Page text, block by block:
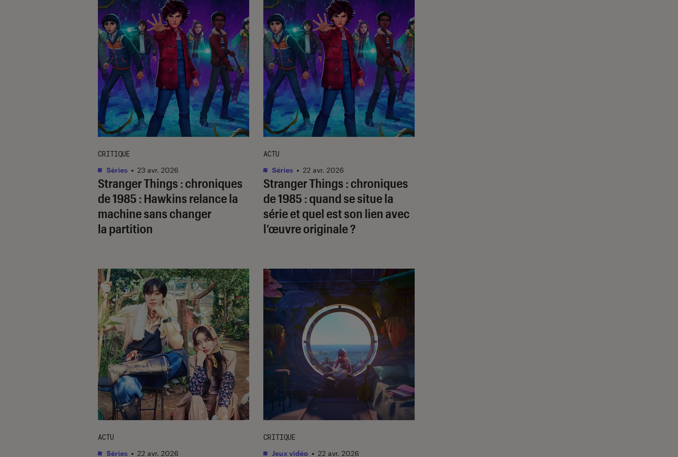
Stranger Things : chroniques
de 1985 : Hawkins relance la
machine sans changer
la partition
CRITIQUE
Séries • 23 avr. 2026
Stranger Things : chroniques
de 1985 : quand se situe la
série et quel est son lien avec
l’œuvre originale ?
ACTU
Séries • 22 avr. 2026
ACTU
Séries • 22 avr. 2026
CRITIQUE
Jeux vidéo • 22 avr. 2026